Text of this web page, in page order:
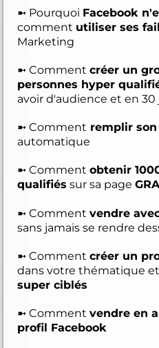
➼ Pourquoi Facebook
comment utiliser ses
Marketing
➼ Comment créer un
personnes hyper
avoir d'audience et en 30
➼ Comment remplir
automatique
➼ Comment obtenir
qualifiés sur sa page
➼ Comment vendre
sans jamais se rendre
➼ Comment créer un
dans votre thématique et
super ciblés
➼ Comment vendre en
profil Facebook